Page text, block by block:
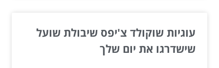
עוגיות שוקולד צ'יפס שיבולת שועל
שישדרגו את יום שלך